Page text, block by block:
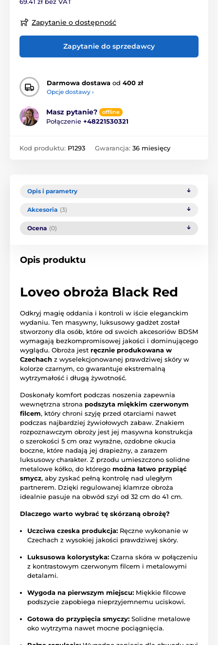
Zapytanie o dostępność
Zapytanie do sprzedawcy
Darmowa dostawa od 400 zł
Opcje dostawy ›
Masz pytanie? offline
Połączenie +48221530321
Kod produktu: P1293 Gwarancja: 36 miesięcy
Opis i parametry
Akcesoria (3)
Ocena (0)
Opis produktu
Loveo obroża Black Red
Odkryj magię oddania i kontroli w iście eleganckim
wydaniu. Ten masywny, luksusowy gadżet został
stworzony dla osób, które od swoich akcesoriów BDSM
wymagają bezkompromisowej jakości i dominującego
wyglądu. Obroża jest ręcznie produkowana w
Czechach z wyselekcjonowanej prawdziwej skóry w
kolorze czarnym, co gwarantuje ekstremalną
wytrzymałość i długą żywotność.
Doskonały komfort podczas noszenia zapewnia
wewnętrzna strona podszyta miękkim czerwonym
filcem, który chroni szyję przed otarciami nawet
podczas najbardziej żywiołowych zabaw. Znakiem
rozpoznawczym obroży jest jej masywna konstrukcja
o szerokości 5 cm oraz wyraźne, ozdobne okucia
boczne, które nadają jej drapieżny, a zarazem
luksusowy charakter. Z przodu umieszczono solidne
metalowe kółko, do którego można łatwo przypiąć
smycz, aby zyskać pełną kontrolę nad uległym
partnerem. Dzięki regulowanej klamrze obroża
idealnie pasuje na obwód szyi od 32 cm do 41 cm.
Dlaczego warto wybrać tę skórzaną obrożę?
Uczciwa czeska produkcja: Ręczne wykonanie w
Czechach z wysokiej jakości prawdziwej skóry.
Luksusowa kolorystyka: Czarna skóra w połączeniu
z kontrastowym czerwonym filcem i metalowymi
detalami.
Wygoda na pierwszym miejscu: Miękkie filcowe
podszycie zapobiega nieprzyjemnemu uciskowi.
Gotowa do przypięcia smyczy: Solidne metalowe
oko wytrzyma nawet mocne pociągnięcia.